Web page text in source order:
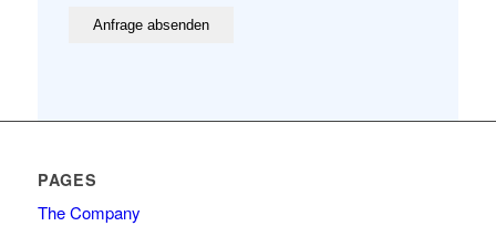
PAGES
The Company